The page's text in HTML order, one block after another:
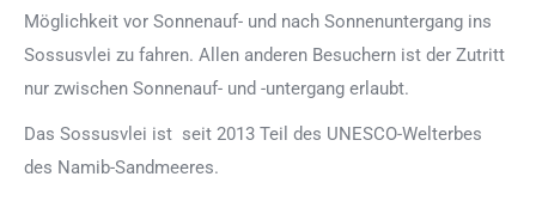
Möglichkeit vor Sonnenauf- und nach Sonnenuntergang ins
Sossusvlei zu fahren. Allen anderen Besuchern ist der Zutritt
nur zwischen Sonnenauf- und -untergang erlaubt.
Das Sossusvlei ist seit 2013 Teil des UNESCO-Welterbes
des Namib-Sandmeeres.